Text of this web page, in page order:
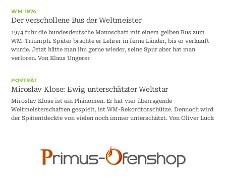
WM 1974
Der verschollene Bus der Weltmeister
1974 fuhr die bundesdeutsche Mannschaft mit einem gelben Bus zum
WM-Triumph. Später brachte er Lehrer in ferne Länder, bis er verkauft
wurde. Jetzt hätte man ihn gerne wieder, seine Spur aber hat man
verloren. Von Klaus Ungerer
PORTRÄT
Miroslav Klose: Ewig unterschätzter Weltstar
Miroslav Klose ist ein Phänomen. Er hat vier überragende
Weltmeisterschaften gespielt, ist WM-Rekordtorschütze. Dennoch wird
der Spätentdeckte von vielen noch immer unterschätzt. Von Oliver Lück